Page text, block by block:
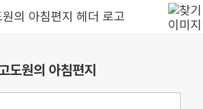
도원의 아침편지